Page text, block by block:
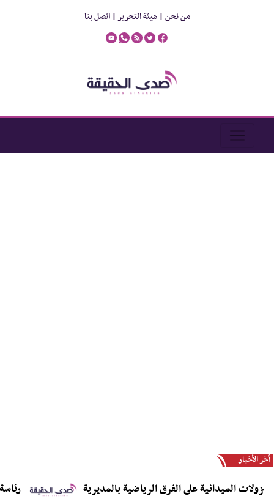
من نحن |هيئة التحرير |اتصل بنا
أخر الأخبار
الميدانية على الفرق الرياضية بالمديرية رئاسة